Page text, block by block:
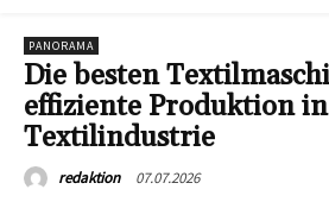
PANORAMA
Die besten
effiziente Produktion
Textilindustrie
redaktion 07.07.2026